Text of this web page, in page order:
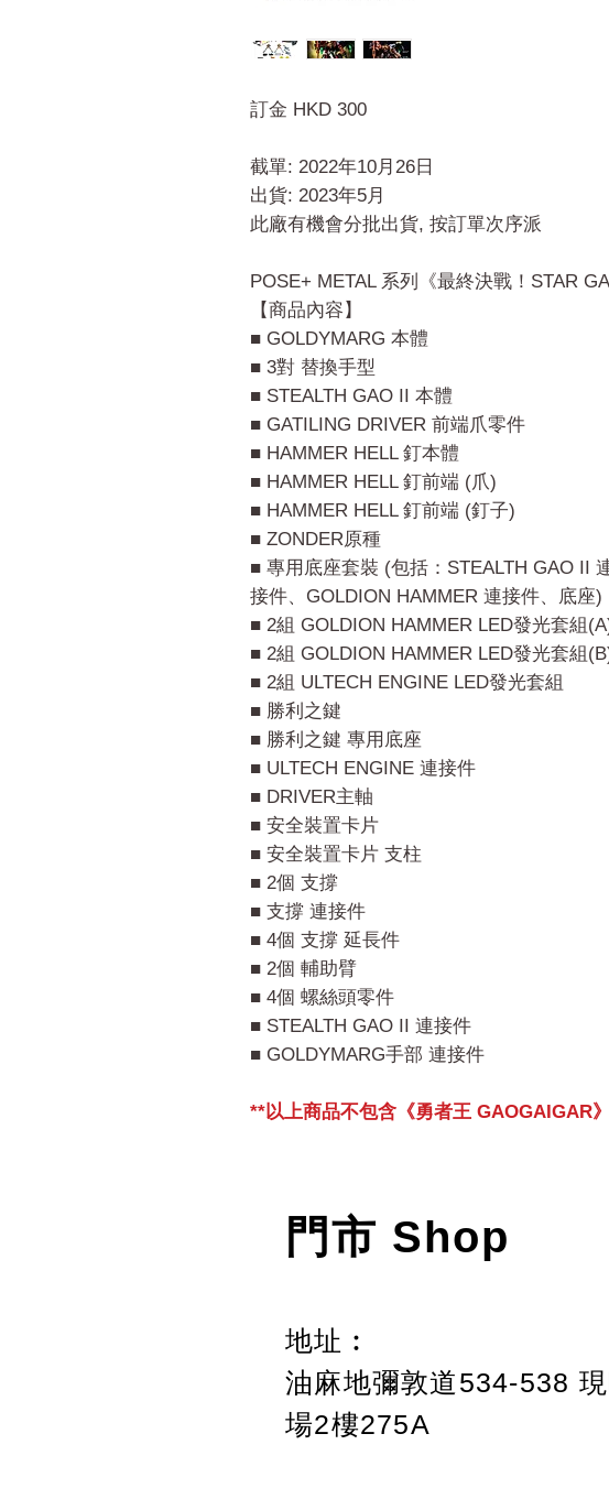
訂金 HKD 300
截單: 2022年10月26日
出貨: 2023年5月
此廠有機會分批出貨, 按訂單次序派
POSE+ METAL 系列《最終決戰！STAR
【商品內容】
■ GOLDYMARG 本體
■ 3對 替換手型
■ STEALTH GAO II 本體
■ GATILING DRIVER 前端爪零件
■ HAMMER HELL 釘本體
■ HAMMER HELL 釘前端 (爪)
■ HAMMER HELL 釘前端 (釘子)
■ ZONDER原種
■ 專用底座套裝 (包括：STEALTH GAO II
接件、GOLDION HAMMER 連接件、底座)
■ 2組 GOLDION HAMMER LED發光套組
■ 2組 GOLDION HAMMER LED發光套組
■ 2組 ULTECH ENGINE LED發光套組
■ 勝利之鍵
■ 勝利之鍵 專用底座
■ ULTECH ENGINE 連接件
■ DRIVER主軸
■ 安全裝置卡片
■ 安全裝置卡片 支柱
■ 2個 支撐
■ 支撐 連接件
■ 4個 支撐 延長件
■ 2個 輔助臂
■ 4個 螺絲頭零件
■ STEALTH GAO II 連接件
■ GOLDYMARG手部 連接件
**以上商品不包含《勇者王 GAOGAIGAR
門市 Shop
地址︰
油麻地彌敦道534-538
場2樓275A